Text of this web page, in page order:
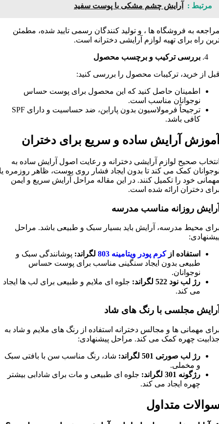
مرتبط : آرایش چشم مشکی با پوست سفید
به فروشگاه ‌ها ، و تولید کنندگان رسمی تایید شده، مطمئن‌
راه برای تهیه لوازم آرایشی دخترانه است.
بررسی ترکیب و برچسب محصول
از خرید، ترکیبات محصول را بررسی کنید:
اطمینان حاصل کنید که این محصول برای پوست حساس
نوجوانان مناسب است.
ترجیحاً فرمولاسیون بدون پارابن، ضد حساسیت و دارای SPF
کافی باشد.
آرایش ساده و سریع برای دختران
صحیح لوازم آرایشی دخترانه و رعایت اصول آرایش ساده به
کمک می کند تا بدون ایجاد فشار روی پوست، ظاهر روزمره
خود را تکمیل کنند. در این مقاله مراحل آرایش سریع و ایمن
دختران ارائه شده است.
روزانه مناسب مدرسه
محیط مدرسه، آرایش باید بسیار سبک و طبیعی باشد. مراحل
استفاده ازکرم پودر ویتامینه 803 لگراند: پوشانندگی سبک و
طبیعی بدون ایجاد سنگینی مناسب برای پوست حساس
نوجوانان.
رژ لب نود 522 لگراند:
جلوه ای ملایم و طبیعی برای لب ها ایجاد
می کند.
مجلسی با رنگ های شاد
مهمانی ها و مجالس دخترانه استفاده از رنگ های ملایم و شاد به
چهره کمک می کند. مراحل پیشنهادی:
رژ لب صورتی 501 لگراند:
شاد، رنگ مناسب سن با بافتی سبک
و مخملی.
رژگونه 301 لگراند:
جلوه ای طبیعی و مات برای شادابی بیشتر
چهره ایجاد می کند.
متداول